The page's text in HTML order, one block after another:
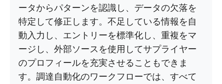
ータからパターンを認識し、データの欠落を
特定して修正します。不足している情報を自
動入力し、エントリーを標準化し、重複をマ
ージし、外部ソースを使用してサプライヤー
のプロフィールを充実させることもできま
す。調達自動化のワークフローでは、すべて